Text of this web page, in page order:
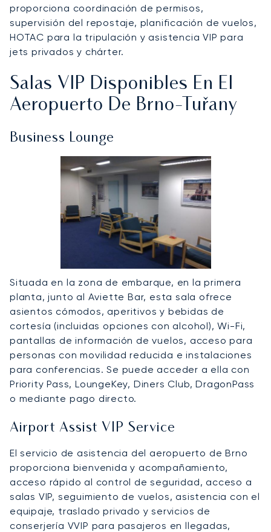
proporciona coordinación de permisos,
supervisión del repostaje, planificación de vuelos,
HOTAC para la tripulación y asistencia VIP para
jets privados y chárter.
Salas VIP Disponibles En El
Aeropuerto De Brno-Tuřany
Business Lounge
Situada en la zona de embarque, en la primera
planta, junto al Aviette Bar, esta sala ofrece
asientos cómodos, aperitivos y bebidas de
cortesía (incluidas opciones con alcohol), Wi-Fi,
pantallas de información de vuelos, acceso para
personas con movilidad reducida e instalaciones
para conferencias. Se puede acceder a ella con
Priority Pass, LoungeKey, Diners Club, DragonPass
o mediante pago directo.
Airport Assist VIP Service
El servicio de asistencia del aeropuerto de Brno
proporciona bienvenida y acompañamiento,
acceso rápido al control de seguridad, acceso a
salas VIP, seguimiento de vuelos, asistencia con el
equipaje, traslado privado y servicios de
conserjería VVIP para pasajeros en llegadas,